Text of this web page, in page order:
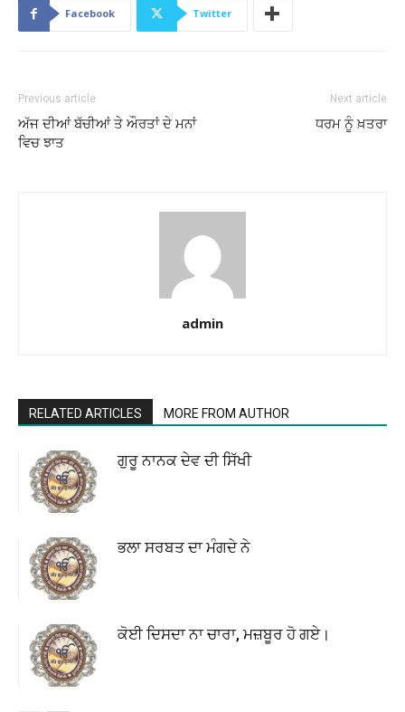
Facebook Twitter
Previous article
ਅੱਜ ਦੀਆਂ ਬੱਚੀਆਂ ਤੇ ਔਰਤਾਂ ਦੇ ਮਨਾਂ
ਵਿਚ ਝਾਤ
Next article
ਧਰਮ ਨੂੰ ਖ਼ਤਰਾ
admin
RELATED ARTICLES MORE FROM AUTHOR
ਗੁਰੂ ਨਾਨਕ ਦੇਵ ਦੀ ਸਿੱਖੀ
ਭਲਾ ਸਰਬਤ ਦਾ ਮੰਗਦੇ ਨੇ
ਕੋਈ ਦਿਸਦਾ ਨਾ ਚਾਰਾ, ਮਜ਼ਬੂਰ ਹੋ ਗਏ।